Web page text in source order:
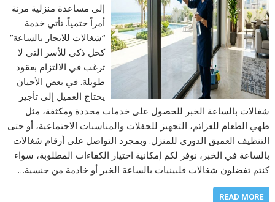
إلى مساعدة منزلية مرنة
أمراً حتمياً. تأتي خدمة
“شغالات للايجار بالساعة”
كحل ذكي للأسر التي لا
ترغب في الالتزام بعقود
طويلة. في بعض الأحيان
يحتاج العميل إلى تأجير
شغالات بالساعة الخبر للحصول على خدمات محددة ومكثفة، مثل
طهي الطعام للعزائم، التجهيز للحفلات والمناسبات الاجتماعية، أو حتى
التنظيف العميق الدوري للمنزل. وبمجرد التواصل على أرقام شغالات
بالساعة في الخبر، نوفر لكم إمكانية اختيار الكفاءات المطلوبة، سواء
كنتم تفضلون شغالات فلبينيات بالساعة الخبر أو خادمة من جنسية…
READ MORE